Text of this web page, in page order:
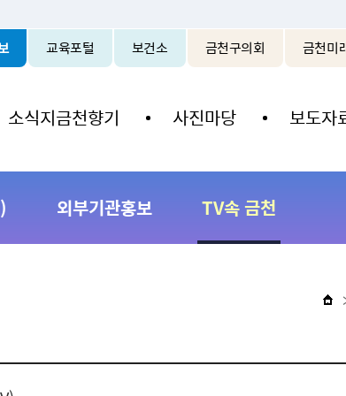
교육포털 보건소 금천구의회 금천미
소식지금천향기 사진마당 보도자
외부기관홍보 TV속 금천